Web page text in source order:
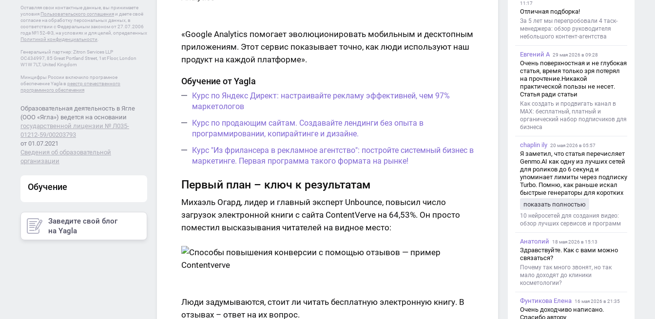
«Google Analytics помогает эволюционировать мобильным и десктопным
приложениям. Этот сервис показывает точно, как люди используют наш
продукт на каждой платформе».
Обучение от Yagla
Курс по Яндекс Директ: настраивайте рекламу эффективней, чем 97%
маркетологов
Курс по продающим сайтам. Создавайте лендинги без опыта в
программировании, копирайтинге и дизайне.
Курс "Из фрилансера в рекламное агентство": постройте системный бизнес в
маркетинге. Первая программа такого формата на рынке!
Первый план – ключ к результатам
Михаэль Огард, лидер и главный эксперт Unbounce, повысил число
загрузок электронной книги с сайта ContentVerve на 64,53%. Он просто
поместил высказывания читателей на видное место:
Люди задумываются, стоит ли читать бесплатную электронную книгу. В
отзывах – ответ на их вопрос.
Оставляя свои контактные данные, вы принимаете
условия Пользовательского соглашения и даете своё
согласие на обработку персональных данных, в
соответствии с Федеральным законом от 27.07.2006
года №152-ФЗ, на условиях и для целей, определенных
Политикой конфиденциальности
Генеральный партнер: Zitron Services LLP
OC434997, 85 Great Portland Street, 1st Floor, London
W1W 7LT, United Kingdom
Минцифры России включило програмное
обеспечение Yagla в реестр отечественного
программного обеспечения
Образовательная деятельность в Ягле
(ООО «Ягла») ведется на основании
государственной лицензии № Л035-
01212-59/00203793
от 01.07.2021
Сведения об образовательной
организации
Обучение
Заведите свой блог
на Yagla
11:17
Отличная подборка!
За 5 лет мы перепробовали 4 таск-
менеджера: обзор руководителя
небольшого контент-агентства
Евгений А 29 мая 2026 в 09:28
Очень поверхностная и не глубокая
статья, время только зря потерял
на прочтение.Никакой
практической пользы не несет.
Статья ради статьи
Как создать и продвигать канал в
MAX: бесплатный, платный и
органический набор подписчиков для
бизнеса
chaplin ily 20 мая 2026 в 05:57
Я заметил, что статья перечисляет
Genmo.AI как одну из лучших сетей
для роликов до 6 секунд и
упоминает лимиты через подписку
Turbo. Помню, как раньше искал
быстрые генераторы для коротких
такой обзор именно с акцентом на
ограничения и подпись. Image V2
показать полностью
10 нейросетей для создания видео:
обзор лучших сервисов и программ
Анатолий 18 мая 2026 в 15:13
Здравствуйте. Как с вами можно
связаться?
Почему так много звонят, но так
мало доходят до клиники
косметологии?
Фунтикова Елена 16 мая 2026 в 21:35
Очень доходчиво написано.
Спасибо автору